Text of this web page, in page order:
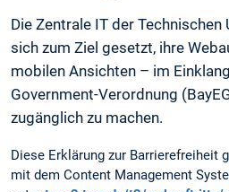
Die Zentrale IT der
sich zum Ziel gesetzt, ihre
mobilen Ansichten – im
Government-Verordnung
zugänglich zu machen.
Diese Erklärung zur Barrierefreiheit
mit dem Content Management